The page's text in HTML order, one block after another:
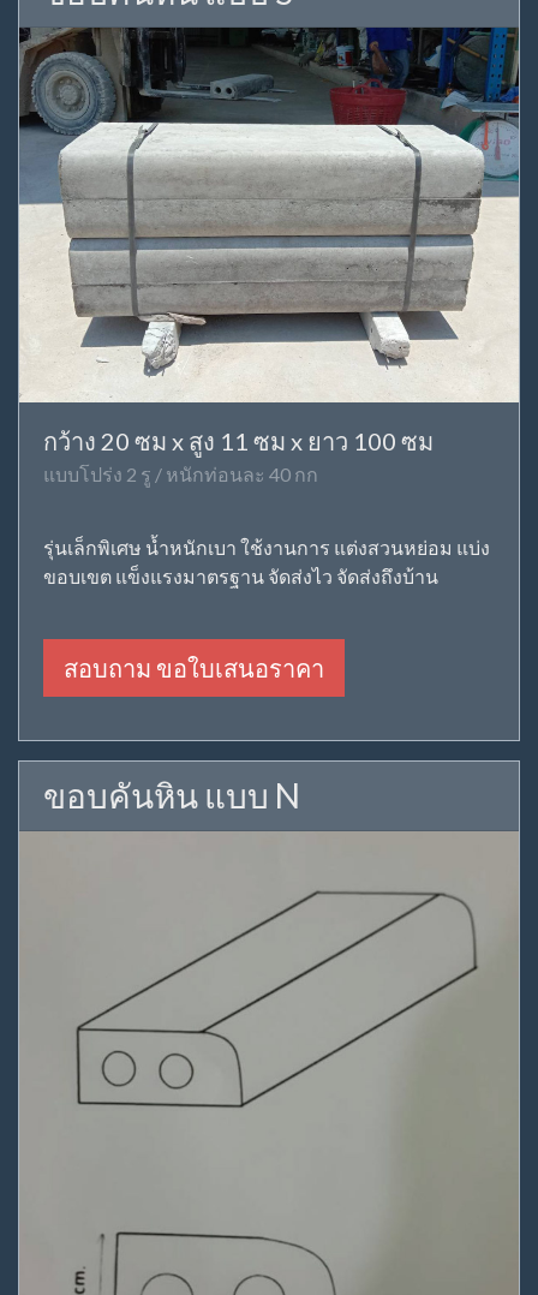
กว้าง 20 ซม x สูง 11 ซม x ยาว 100 ซม
แบบโปร่ง 2 รู / หนักท่อนละ 40 กก
รุ่นเล็กพิเศษ น้ำหนักเบา ใช้งานการ แต่งสวนหย่อม แบ่ง
ขอบเขต แข็งแรงมาตรฐาน จัดส่งไว จัดส่งถึงบ้าน
สอบถาม ขอใบเสนอราคา
ขอบคันหิน แบบ N